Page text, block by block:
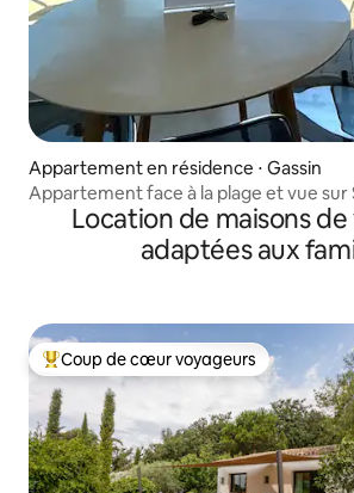
Appartement en résidence ⋅ Gassin
Appartement face à la plage et vue sur
Location de maisons
adaptées aux
Coups de cœur voyageurs les plus
Coup de cœur voyageurs